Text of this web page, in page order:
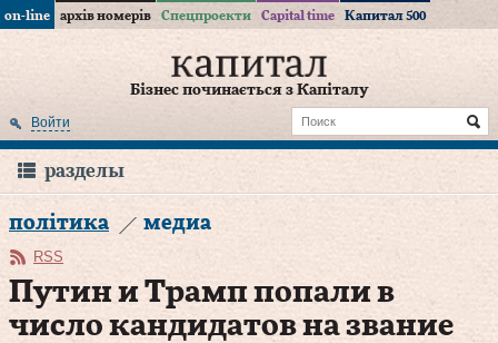
on-line архів номерів Спецпроекти Capital time Капитал 500
Бізнес починається з Капіталу
Войти
разделы
політика медиа
RSS
Путин и Трамп попали в
число кандидатов на звание